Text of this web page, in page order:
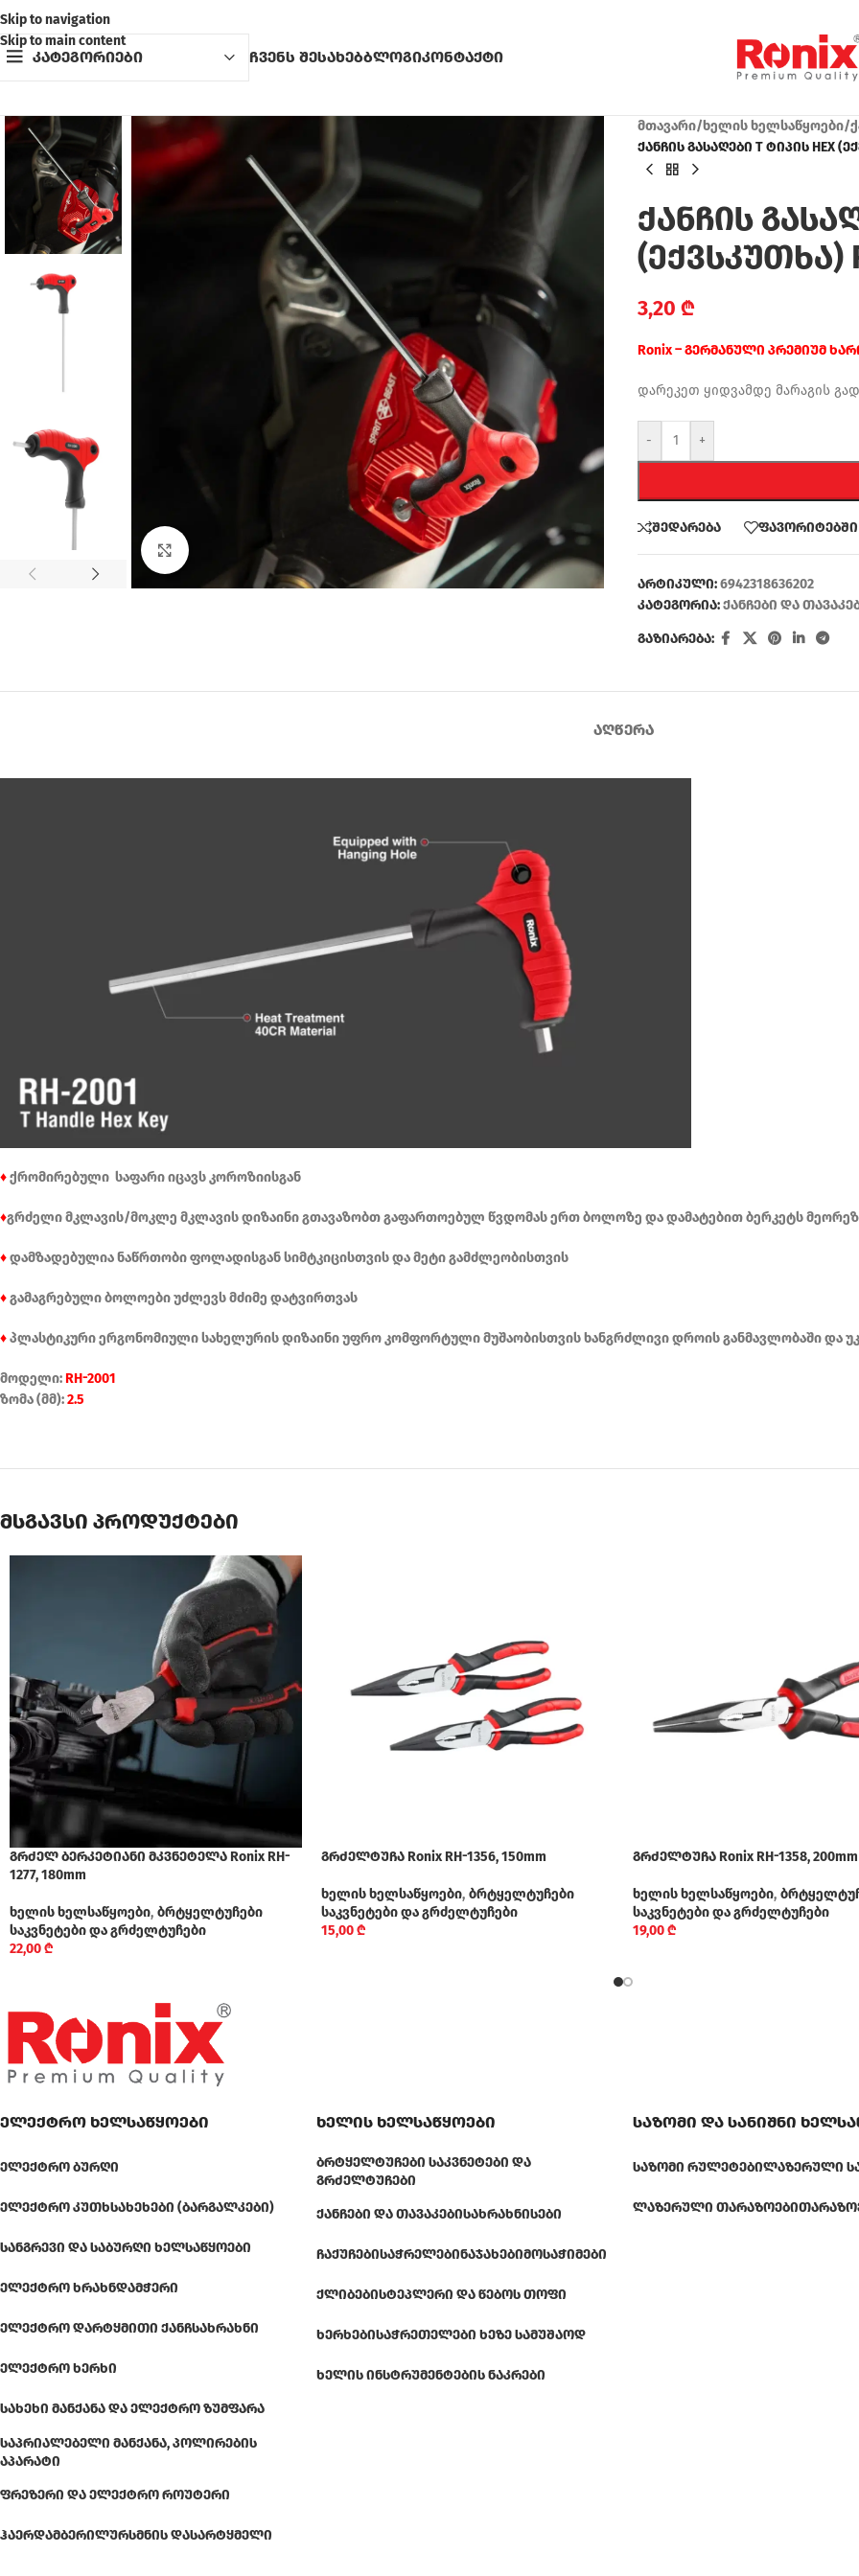
Skip to navigation
Skip to main content
კატეგორიები ჩვენს შესახებბლოგიკონტაქტი
Click to enlarge
მთავარი/ხელის ხელსაწყოები/
ქანჩის გასაღები T ტიპის HEX
ქანჩის
(ექვსკუთხა)
3,20 ₾
Ronix – გერმანული პრემიუმ
დარეკეთ ყიდვამდე მარაგის
- +
შედარება ფავორიტებში
არტიკული:6942318636202
კატეგორია:ქანჩები და
გაზიარება:
ᲐᲦᲬᲔᲠᲐ
♦ქრომირებული საფარი იცავს კოროზიისგან
♦გრძელი მკლავის/მოკლე მკლავის დიზაინი გთავაზობთ გაფართოებულ წვდომას ერთ ბოლოზე და დამატებით ბერკეტს
♦დამზადებულია ნაწრთობი ფოლადისგან სიმტკიცისთვის და მეტი გამძლეობისთვის
♦გამაგრებული ბოლოები უძლევს მძიმე დატვირთვას
♦პლასტიკური ერგონომიული სახელურის დიზაინი უფრო კომფორტული მუშაობისთვის ხანგრძლივი დროის განმავლობაში და
მოდელი:RH-2001
ზომა (მმ):2.5
მსგავსი პროდუქტები
გრძელ ბერკეტიანი მკვნეტელა Ronix RH-
1277, 180mm
ხელის ხელსაწყოები, ბრტყელტუჩები
საკვნეტები და გრძელტუჩები
22,00₾
გრძელტუჩა Ronix RH-1356, 150mm
ხელის ხელსაწყოები, ბრტყელტუჩები
საკვნეტები და გრძელტუჩები
15,00₾
გრძელტუჩა Ronix RH-1358, 200mm
ხელის ხელსაწყოები,
საკვნეტები და გრძელტუჩები
19,00₾
ელექტრო ხელსაწყოები
ᲔᲚᲔᲥᲢᲠᲝ ᲑᲣᲠᲦᲘ
ᲔᲚᲔᲥᲢᲠᲝ ᲙᲣᲗᲮᲡᲐᲮᲔᲮᲔᲑᲘ (ᲑᲐᲠᲒᲐᲚᲙᲔᲑᲘ)
ᲡᲐᲜᲒᲠᲔᲕᲘ ᲓᲐ ᲡᲐᲑᲣᲠᲦᲘ ᲮᲔᲚᲡᲐᲬᲧᲝᲔᲑᲘ
ᲔᲚᲔᲥᲢᲠᲝ ᲮᲠᲐᲮᲜᲓᲐᲛᲭᲔᲠᲘ
ᲔᲚᲔᲥᲢᲠᲝ ᲓᲐᲠᲢᲧᲛᲘᲗᲘ ᲥᲐᲜᲩᲡᲐᲮᲠᲐᲮᲜᲘ
ᲔᲚᲔᲥᲢᲠᲝ ᲮᲔᲠᲮᲘ
ᲡᲐᲮᲔᲮᲘ ᲛᲐᲜᲥᲐᲜᲐ ᲓᲐ ᲔᲚᲔᲥᲢᲠᲝ ᲖᲣᲛᲤᲐᲠᲐ
ᲡᲐᲞᲠᲘᲐᲚᲔᲑᲔᲚᲘ ᲛᲐᲜᲥᲐᲜᲐ, ᲞᲝᲚᲘᲠᲔᲑᲘᲡ
ᲐᲞᲐᲠᲐᲢᲘ
ᲤᲠᲔᲖᲔᲠᲘ ᲓᲐ ᲔᲚᲔᲥᲢᲠᲝ ᲠᲝᲣᲢᲔᲠᲘ
ᲰᲐᲔᲠᲓᲐᲛᲑᲔᲠᲘᲚᲣᲠᲡᲛᲜᲘᲡ ᲓᲐᲡᲐᲠᲢᲧᲛᲔᲚᲘ
ხელის ხელსაწყოები
ᲑᲠᲢᲧᲔᲚᲢᲣᲩᲔᲑᲘ ᲡᲐᲙᲕᲜᲔᲢᲔᲑᲘ ᲓᲐ
ᲒᲠᲫᲔᲚᲢᲣᲩᲔᲑᲘ
ᲥᲐᲜᲩᲔᲑᲘ ᲓᲐ ᲗᲐᲕᲐᲙᲔᲑᲘᲡᲐᲮᲠᲐᲮᲜᲘᲡᲔᲑᲘ
ᲩᲐᲥᲣᲩᲔᲑᲘᲡᲐᲭᲠᲔᲚᲔᲑᲘᲜᲐᲯᲐᲮᲔᲑᲘᲛᲝᲡᲐᲭᲘᲛᲔᲑᲘ
ᲥᲚᲘᲑᲔᲑᲘᲡᲢᲔᲞᲚᲔᲠᲘ ᲓᲐ ᲬᲔᲑᲝᲡ ᲗᲝᲤᲘ
ᲮᲔᲠᲮᲔᲑᲘᲡᲐᲭᲠᲔᲗᲔᲚᲔᲑᲘ ᲮᲔᲖᲔ ᲡᲐᲛᲣᲨᲐᲝᲓ
ᲮᲔᲚᲘᲡ ᲘᲜᲡᲢᲠᲣᲛᲔᲜᲢᲔᲑᲘᲡ ᲜᲐᲙᲠᲔᲑᲘ
საზომი და სანიშნი
ᲡᲐᲖᲝᲛᲘ ᲠᲣᲚᲔᲢᲔᲑᲘᲚᲐᲖᲔᲠᲣᲚᲘ
ᲚᲐᲖᲔᲠᲣᲚᲘ ᲗᲐᲠᲐᲖᲝᲔᲑᲘ